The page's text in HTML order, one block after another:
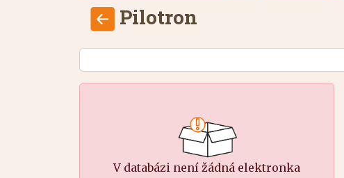
Pilotron
V databázi není žádná elektronka